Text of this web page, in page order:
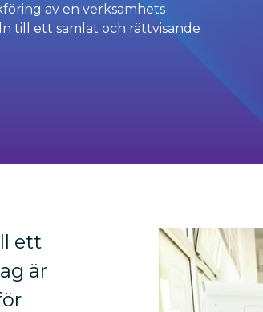
av en verksamhets
till ett samlat och rättvisande
ett
är